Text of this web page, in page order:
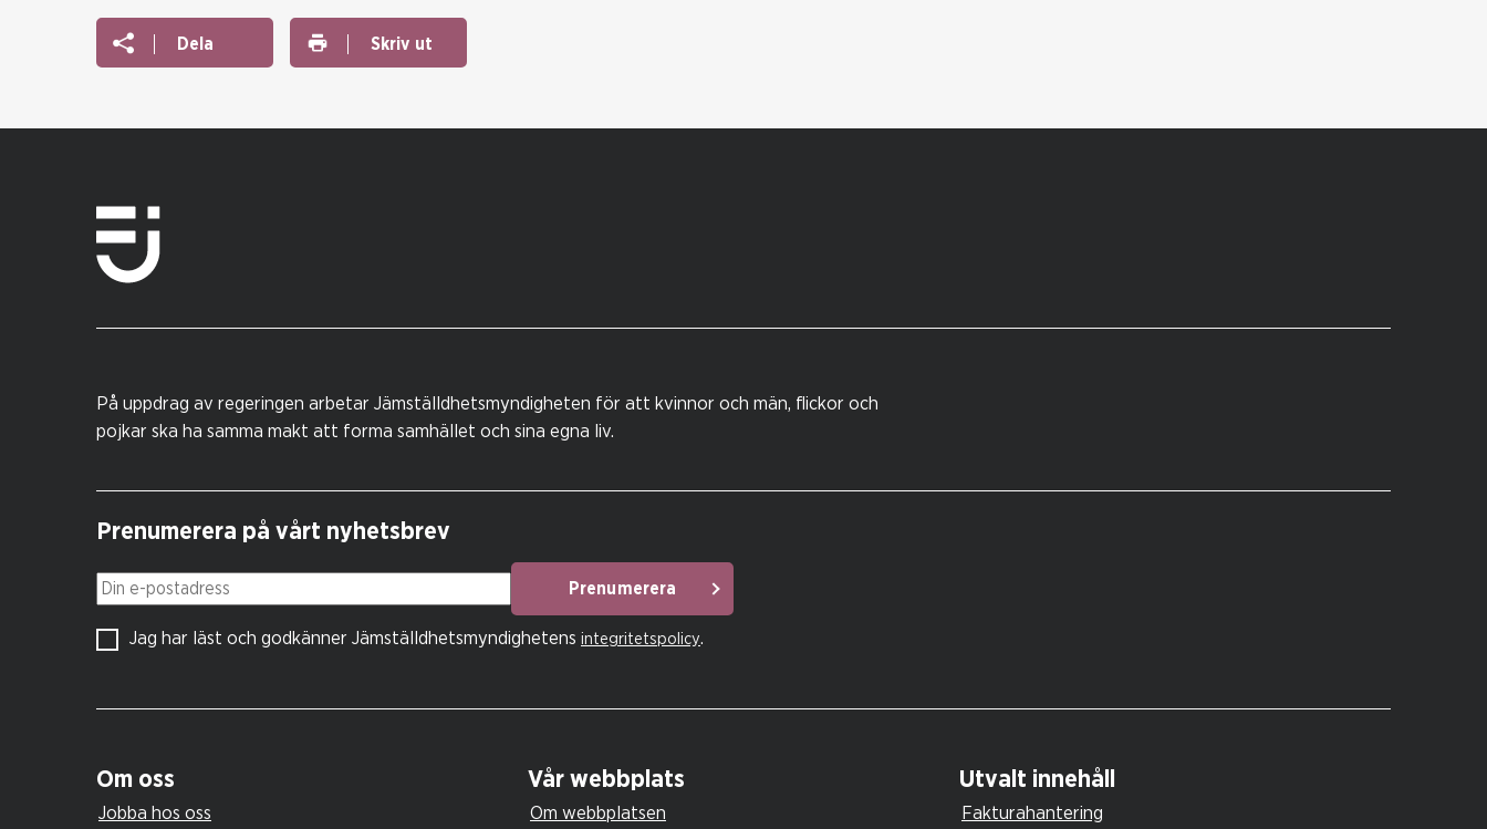
Dela Skriv ut
På uppdrag av regeringen arbetar Jämställdhetsmyndigheten för att kvinnor och män, flickor och
pojkar ska ha samma makt att forma samhället och sina egna liv.
Prenumerera på vårt nyhetsbrev
Din e-postadress Prenumerera
Jag har läst och godkänner Jämställdhetsmyndighetens integritetspolicy.
Om oss
Jobba hos oss
Vår webbplats
Om webbplatsen
Utvalt innehåll
Fakturahantering